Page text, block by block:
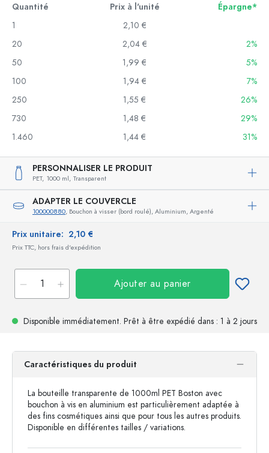
Quantité Prix à l'unité
Épargne*
1
2,10 €
20
2,04 €
2%
50
1,99 €
5%
100
1,94 €
7%
250
1,55 €
26%
730
1,48 €
29%
1.460
1,44 € 31%
PERSONNALISER LE PRODUIT
PET, 1000 ml, Transparent
ADAPTER LE COUVERCLE
100000880, Bouchon à visser (bord roulé), Aluminium, Argenté
Prix unitaire: 2,10 €
Prix TTC, hors frais d'expédition
Ajouter au panier
Disponible immédiatement. Prêt à être expédié dans : 1 à 2 jours
Caractéristiques du produit
La bouteille transparente de 1000ml PET Boston avec
bouchon à vis en aluminium est particulièrement adaptée à
des fins cosmétiques ainsi que pour tous les autres produits.
Disponible en différentes tailles / variations.